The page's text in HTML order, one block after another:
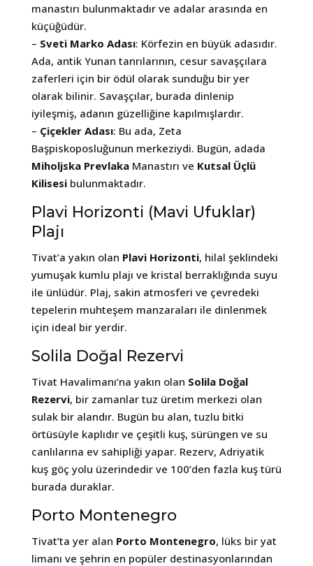
manastırı bulunmaktadır ve adalar arasında en
küçüğüdür.
– Sveti Marko Adası: Körfezin en büyük adasıdır.
Ada, antik Yunan tanrılarının, cesur savaşçılara
zaferleri için bir ödül olarak sunduğu bir yer
olarak bilinir. Savaşçılar, burada dinlenip
iyileşmiş, adanın güzelliğine kapılmışlardır.
– Çiçekler Adası: Bu ada, Zeta
Başpiskoposluğunun merkeziydi. Bugün, adada
Miholjska PrevlakaManastırı ve Kutsal Üçlü
Kilisesibulunmaktadır.
Plavi Horizonti (Mavi Ufuklar)
Plajı
Tivat’a yakın olan Plavi Horizonti, hilal şeklindeki
yumuşak kumlu plajı ve kristal berraklığında suyu
ile ünlüdür. Plaj, sakin atmosferi ve çevredeki
tepelerin muhteşem manzaraları ile dinlenmek
için ideal bir yerdir.
Solila Doğal Rezervi
Tivat Havalimanı’na yakın olan Solila Doğal
Rezervi, bir zamanlar tuz üretim merkezi olan
sulak bir alandır. Bugün bu alan, tuzlu bitki
örtüsüyle kaplıdır ve çeşitli kuş, sürüngen ve su
canlılarına ev sahipliği yapar. Rezerv, Adriyatik
kuş göç yolu üzerindedir ve 100’den fazla kuş türü
burada duraklar.
Porto Montenegro
Tivat’ta yer alan Porto Montenegro, lüks bir yat
limanı ve şehrin en popüler destinasyonlarından